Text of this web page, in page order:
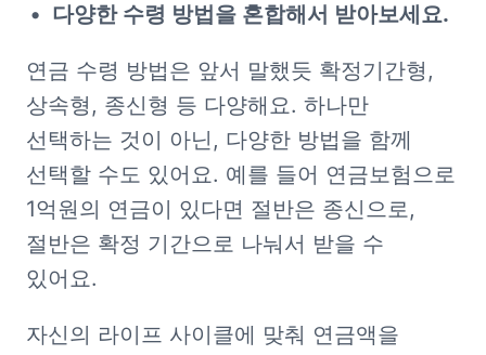
다양한 수령 방법을 혼합해서 받아보세요.
연금 수령 방법은 앞서 말했듯 확정기간형,
상속형, 종신형 등 다양해요. 하나만
선택하는 것이 아닌, 다양한 방법을 함께
선택할 수도 있어요. 예를 들어 연금보험으로
1억원의 연금이 있다면 절반은 종신으로,
절반은 확정 기간으로 나눠서 받을 수
있어요.
자신의 라이프 사이클에 맞춰 연금액을